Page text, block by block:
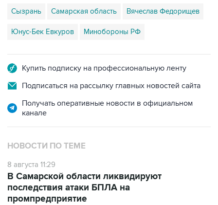
Сызрань Самарская область Вячеслав Федорищев
Юнус-Бек Евкуров Минобороны РФ
Купить подписку на профессиональную ленту
Подписаться на рассылку главных новостей сайта
Получать оперативные новости в официальном
канале
НОВОСТИ ПО ТЕМЕ
8 августа 11:29
В Самарской области ликвидируют
последствия атаки БПЛА на
промпредприятие